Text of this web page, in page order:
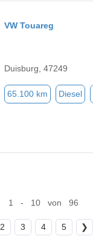
VW Touareg
Duisburg, 47249
65.100 km Diesel
1 - 10 von 96
2 3 4 5 ❯